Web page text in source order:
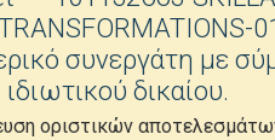
συνεργάτη με
δικαίου.
οριστικών